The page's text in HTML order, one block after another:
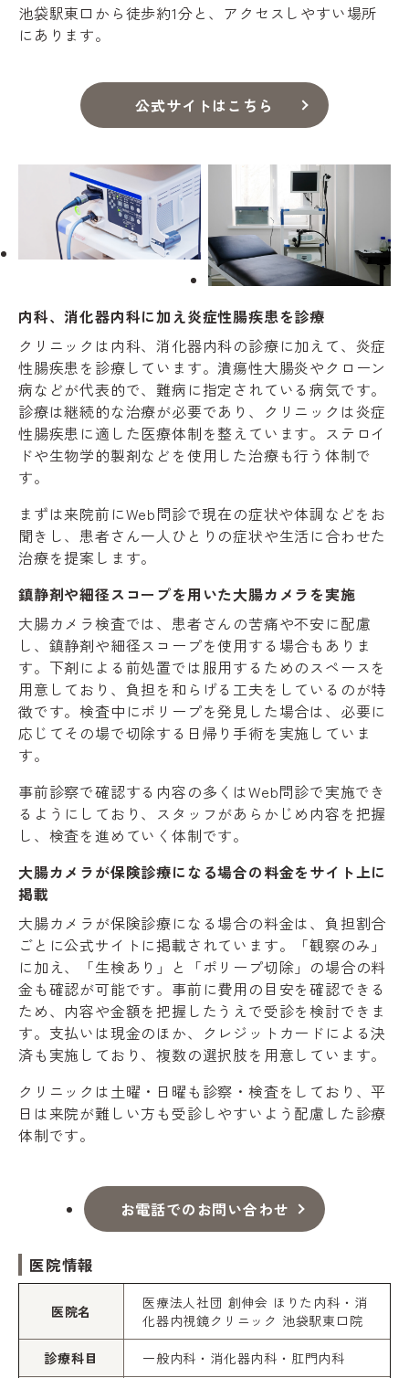
池袋駅東口から徒歩約1分と、アクセスしやすい場所
にあります。
公式サイトはこちら
内科、消化器内科に加え炎症性腸疾患を診療
クリニックは内科、消化器内科の診療に加えて、炎症
性腸疾患を診療しています。潰瘍性大腸炎やクローン
病などが代表的で、難病に指定されている病気です。
診療は継続的な治療が必要であり、クリニックは炎症
性腸疾患に適した医療体制を整えています。ステロイ
ドや生物学的製剤などを使用した治療も行う体制で
す。
まずは来院前にWeb問診で現在の症状や体調などをお
聞きし、患者さん一人ひとりの症状や生活に合わせた
治療を提案します。
鎮静剤や細径スコープを用いた大腸カメラを実施
大腸カメラ検査では、患者さんの苦痛や不安に配慮
し、鎮静剤や細径スコープを使用する場合もありま
す。下剤による前処置では服用するためのスペースを
用意しており、負担を和らげる工夫をしているのが特
徴です。検査中にポリープを発見した場合は、必要に
応じてその場で切除する日帰り手術を実施していま
す。
事前診察で確認する内容の多くはWeb問診で実施でき
るようにしており、スタッフがあらかじめ内容を把握
し、検査を進めていく体制です。
大腸カメラが保険診療になる場合の料金をサイト上に
掲載
大腸カメラが保険診療になる場合の料金は、負担割合
ごとに公式サイトに掲載されています。「観察のみ」
に加え、「生検あり」と「ポリープ切除」の場合の料
金も確認が可能です。事前に費用の目安を確認できる
ため、内容や金額を把握したうえで受診を検討できま
す。支払いは現金のほか、クレジットカードによる決
済も実施しており、複数の選択肢を用意しています。
クリニックは土曜・日曜も診察・検査をしており、平
日は来院が難しい方も受診しやすいよう配慮した診療
体制です。
お電話でのお問い合わせ
医院情報
医院名
医療法人社団 創伸会 ほりた内科・消
化器内視鏡クリニック 池袋駅東口院
診療科目 一般内科・消化器内科・肛門内科